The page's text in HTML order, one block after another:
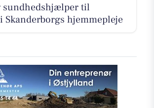
sundhedshjælper til
Skanderborgs hjemmepleje